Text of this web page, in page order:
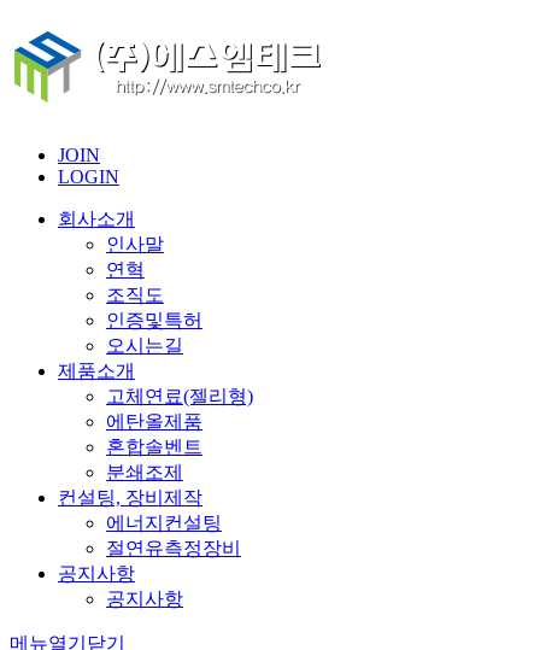
JOIN
LOGIN
회사소개
인사말
연혁
조직도
인증및특허
오시는길
제품소개
고체연료(젤리형)
에탄올제품
혼합솔벤트
분쇄조제
컨설팅, 장비제작
에너지컨설팅
절연유측정장비
공지사항
공지사항
메뉴열기 닫기